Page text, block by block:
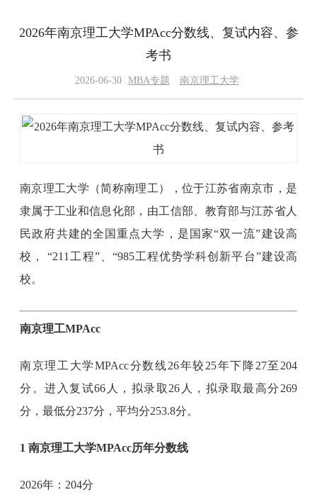
2026年南京理工大学MPAcc分数线、复试内容、参
考书
2026-06-30 MBA专题 南京理工大学
南京理工大学（简称南理工），位于江苏省南京市，是
隶属于工业和信息化部，由工信部、教育部与江苏省人
民政府共建的全国重点大学，是国家“双一流”建设高
校， “211工程”、“985工程优势学科创新平台”建设高
校。
南京理工MPAcc
南京理工大学MPAcc分数线26年较25年下降27至204
分。进入复试66人，拟录取26人，拟录取最高分269
分，最低分237分，平均分253.8分。
1 南京理工大学MPAcc历年分数线
2026年：204分